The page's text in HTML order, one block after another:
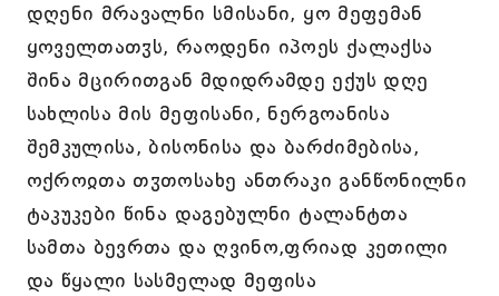
დღენი მრავალნი სმისანი, ყო მეფემან
ყოველთათჳს, რაოდენი იპოეს ქალაქსა
შინა მცირითგან მდიდრამდე ექუს დღე
სახლისა მის მეფისანი, ნერგოანისა
შემკულისა, ბისონისა და ბარძიმებისა,
ოქროჲთა თჳთოსახე ანთრაკი განწონილნი
ტაკუკები წინა დაგებულნი ტალანტთა
სამთა ბევრთა და ღვინო,ფრიად კეთილი
და წყალი სასმელად მეფისა